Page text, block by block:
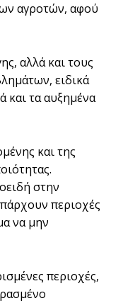
αγροτών, αφού
αλλά και τους
ειδικά
και τα αυξηµένα
και της
στην
περιοχές
να µην
περιοχές,